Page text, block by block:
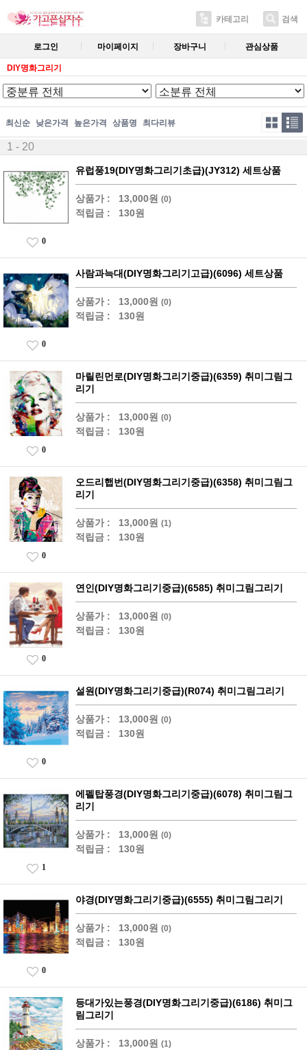
카테고리 검색
로그인 마이페이지 장바구니 관심상품
DIY명화그리기
최신순 낮은가격 높은가격 상품명 최다리뷰
1 - 20
유럽풍19(DIY명화그리기초급)(JY312) 세트상품
상품가 : 13,000원 (0)
적립금 : 130원
0
사람과늑대(DIY명화그리기고급)(6096) 세트상품
상품가 : 13,000원 (0)
적립금 : 130원
0
마릴린먼로(DIY명화그리기중급)(6359) 취미그림그
리기
상품가 : 13,000원 (0)
적립금 : 130원
0
오드리햅번(DIY명화그리기중급)(6358) 취미그림그
리기
상품가 : 13,000원 (1)
적립금 : 130원
0
연인(DIY명화그리기중급)(6585) 취미그림그리기
상품가 : 13,000원 (0)
적립금 : 130원
0
설원(DIY명화그리기중급)(R074) 취미그림그리기
상품가 : 13,000원 (0)
적립금 : 130원
0
에펠탑풍경(DIY명화그리기중급)(6078) 취미그림그
리기
상품가 : 13,000원 (0)
적립금 : 130원
1
야경(DIY명화그리기중급)(6555) 취미그림그리기
상품가 : 13,000원 (0)
적립금 : 130원
0
등대가있는풍경(DIY명화그리기중급)(6186) 취미그
림그리기
상품가 : 13,000원 (1)